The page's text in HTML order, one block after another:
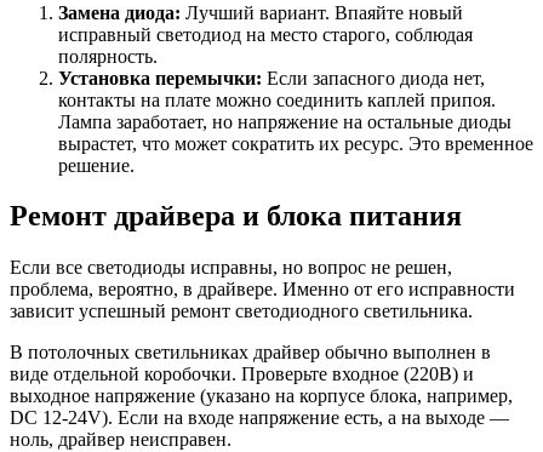
Замена диода: Лучший вариант. Впаяйте новый
исправный светодиод на место старого, соблюдая
полярность.
Установка перемычки: Если запасного диода нет,
контакты на плате можно соединить каплей припоя.
Лампа заработает, но напряжение на остальные диоды
вырастет, что может сократить их ресурс. Это временное
решение.
Ремонт драйвера и блока питания
Если все светодиоды исправны, но вопрос не решен,
проблема, вероятно, в драйвере. Именно от его исправности
зависит успешный ремонт светодиодного светильника.
В потолочных светильниках драйвер обычно выполнен в
виде отдельной коробочки. Проверьте входное (220В) и
выходное напряжение (указано на корпусе блока, например,
DC 12-24V). Если на входе напряжение есть, а на выходе —
ноль, драйвер неисправен.